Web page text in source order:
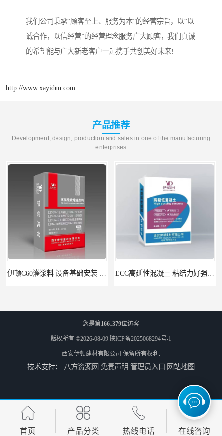
我们公司秉承“顾客至上、服务为本”的经营宗旨，以“以
诚合作，以信经营”的经营理念服务广大顾客，我们真诚
的希望能与广大新老客户一起携手共创美好未来!
http://www.xayidun.com
产品推荐
Development, design, production and sales in one of the manufacturing
enterprises
伊顿 水泥路面修补料 路面破损起皮快速修补 2小时通车
您是第1661379位访客
版权所有 ©2026-08-09 陕ICP备2025068294号-1
西安伊顿建材有限公司 保留所有权利.
技术支持： 八方资源网 免责声明 管理员入口 网站地图
首页 产品分类 热线电话 在线咨询